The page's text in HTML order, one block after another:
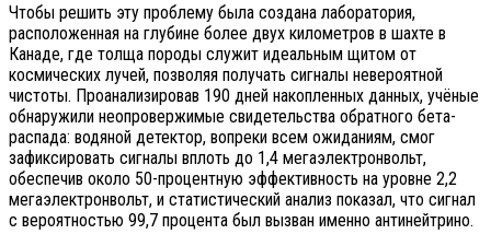
Чтобы решить эту проблему была создана лаборатория,
расположенная на глубине более двух километров в шахте в
Канаде, где толща породы служит идеальным щитом от
космических лучей, позволяя получать сигналы невероятной
чистоты. Проанализировав 190 дней накопленных данных, учёные
обнаружили неопровержимые свидетельства обратного бета-
распада: водяной детектор, вопреки всем ожиданиям, смог
зафиксировать сигналы вплоть до 1,4 мегаэлектронвольт,
обеспечив около 50-процентную эффективность на уровне 2,2
мегаэлектронвольт, и статистический анализ показал, что сигнал
с вероятностью 99,7 процента был вызван именно антинейтрино.